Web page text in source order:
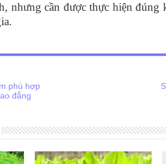
nhưng cần được thực hiện đúng
phù hợp
đẳng